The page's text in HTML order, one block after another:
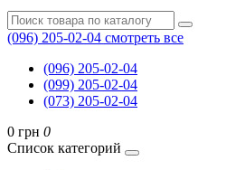
(096) 205-02-04 смотреть все
(096) 205-02-04
(099) 205-02-04
(073) 205-02-04
0 грн 0
Список категорий